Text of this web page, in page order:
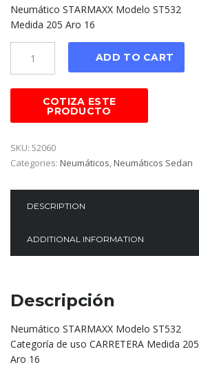
Neumático STARMAXX Modelo ST532
Medida 205 Aro 16
ADD TO CART
SKU: 52060
Categories: Neumáticos,Neumáticos Sedan
DESCRIPTION
ADDITIONAL INFORMATION
Descripción
Neumático STARMAXX Modelo ST532
Categoría de uso CARRETERA Medida 205
Aro 16